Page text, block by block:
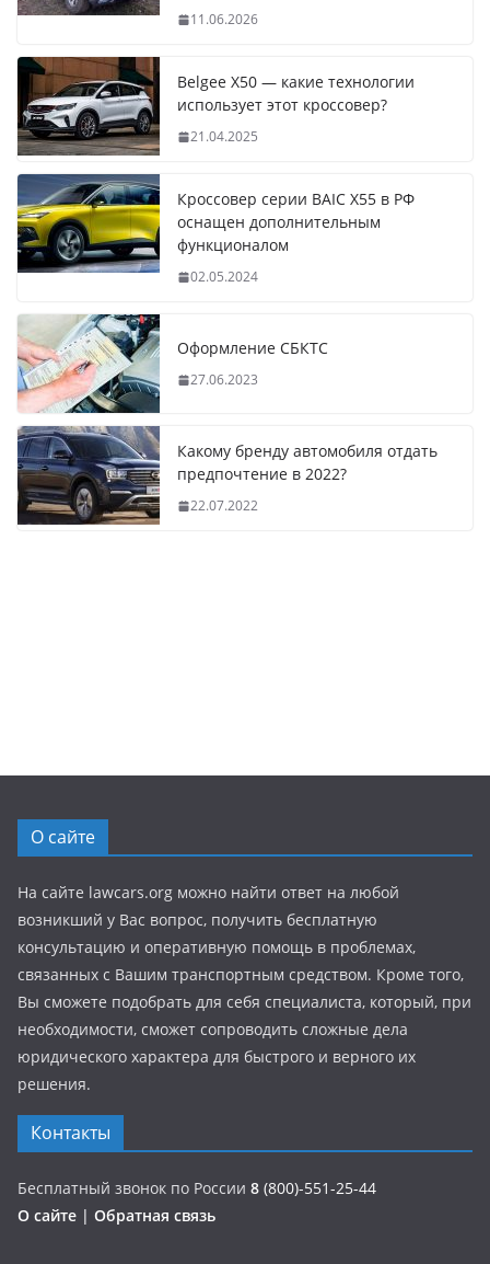
11.06.2026
Belgee X50 — какие технологии
использует этот кроссовер?
21.04.2025
Кроссовер серии BAIC X55 в РФ
оснащен дополнительным
функционалом
02.05.2024
Оформление СБКТС
27.06.2023
Какому бренду автомобиля отдать
предпочтение в 2022?
22.07.2022
О сайте
На сайте lawcars.org можно найти ответ на любой
возникший у Вас вопрос, получить бесплатную
консультацию и оперативную помощь в проблемах,
связанных с Вашим транспортным средством. Кроме того,
Вы сможете подобрать для себя специалиста, который, при
необходимости, сможет сопроводить сложные дела
юридического характера для быстрого и верного их
решения.
Контакты
Бесплатный звонок по России 8 (800)-551-25-44
О сайте | Обратная связь